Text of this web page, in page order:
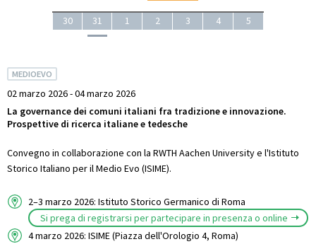
30 31 1 2 3 4 5
MEDIOEVO
02 marzo 2026 - 04 marzo 2026
La governance dei comuni italiani fra tradizione e innovazione.
Prospettive di ricerca italiane e tedesche
Convegno in collaborazione con la RWTH Aachen University e l'Istituto
Storico Italiano per il Medio Evo (ISIME).
2–3 marzo 2026: Istituto Storico Germanico di Roma
Si prega di registrarsi per partecipare in presenza o online
4 marzo 2026: ISIME (Piazza dell'Orologio 4, Roma)